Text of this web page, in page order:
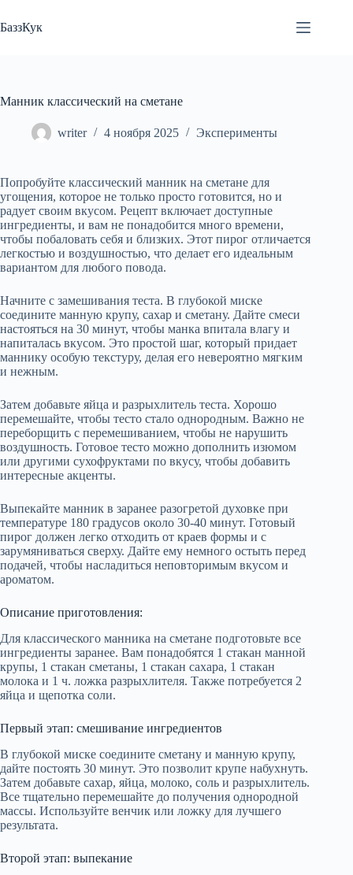
к
сути
БаззКук
Манник классический на сметане
writer 4 ноября 2025 Эксперименты
Попробуйте классический манник на сметане для
угощения, которое не только просто готовится, но и
радует своим вкусом. Рецепт включает доступные
ингредиенты, и вам не понадобится много времени,
чтобы побаловать себя и близких. Этот пирог отличается
легкостью и воздушностью, что делает его идеальным
вариантом для любого повода.
Начните с замешивания теста. В глубокой миске
соедините манную крупу, сахар и сметану. Дайте смеси
настояться на 30 минут, чтобы манка впитала влагу и
напиталась вкусом. Это простой шаг, который придает
маннику особую текстуру, делая его невероятно мягким
и нежным.
Затем добавьте яйца и разрыхлитель теста. Хорошо
перемешайте, чтобы тесто стало однородным. Важно не
переборщить с перемешиванием, чтобы не нарушить
воздушность. Готовое тесто можно дополнить изюмом
или другими сухофруктами по вкусу, чтобы добавить
интересные акценты.
Выпекайте манник в заранее разогретой духовке при
температуре 180 градусов около 30-40 минут. Готовый
пирог должен легко отходить от краев формы и с
зарумяниваться сверху. Дайте ему немного остыть перед
подачей, чтобы насладиться неповторимым вкусом и
ароматом.
Описание приготовления:
Для классического манника на сметане подготовьте все
ингредиенты заранее. Вам понадобятся 1 стакан манной
крупы, 1 стакан сметаны, 1 стакан сахара, 1 стакан
молока и 1 ч. ложка разрыхлителя. Также потребуется 2
яйца и щепотка соли.
Первый этап: смешивание ингредиентов
В глубокой миске соедините сметану и манную крупу,
дайте постоять 30 минут. Это позволит крупе набухнуть.
Затем добавьте сахар, яйца, молоко, соль и разрыхлитель.
Все тщательно перемешайте до получения однородной
массы. Используйте венчик или ложку для лучшего
результата.
Второй этап: выпекание